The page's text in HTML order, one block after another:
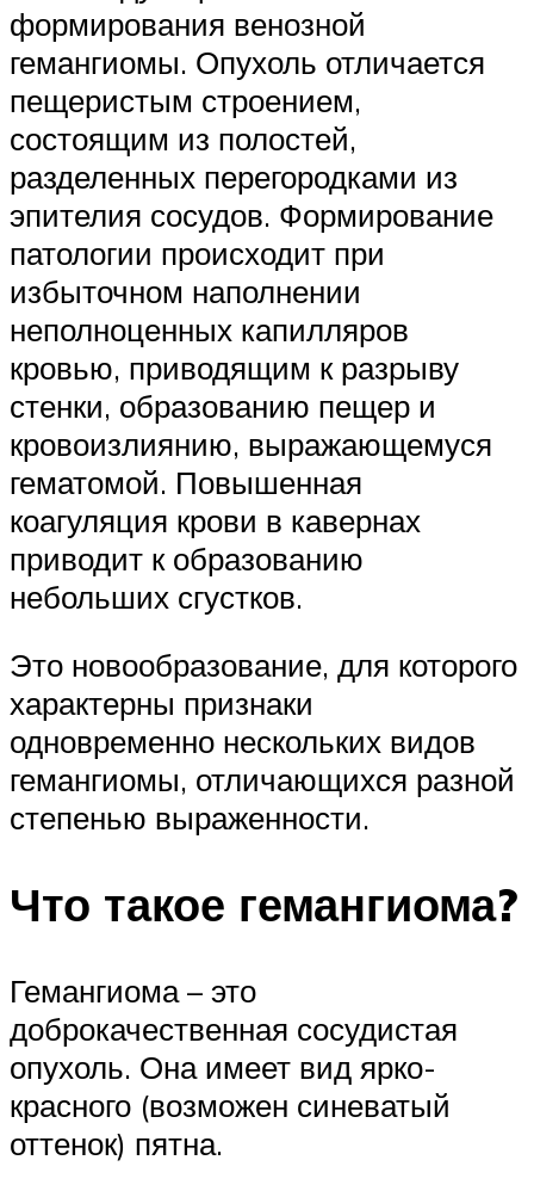
формирования венозной
гемангиомы. Опухоль отличается
пещеристым строением,
состоящим из полостей,
разделенных перегородками из
эпителия сосудов. Формирование
патологии происходит при
избыточном наполнении
неполноценных капилляров
кровью, приводящим к разрыву
стенки, образованию пещер и
кровоизлиянию, выражающемуся
гематомой. Повышенная
коагуляция крови в кавернах
приводит к образованию
небольших сгустков.
Это новообразование, для которого
характерны признаки
одновременно нескольких видов
гемангиомы, отличающихся разной
степенью выраженности.
Что такое гемангиома?
Гемангиома – это
доброкачественная сосудистая
опухоль. Она имеет вид ярко-
красного (возможен синеватый
оттенок) пятна.